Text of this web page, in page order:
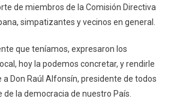
de miembros de la Comisión Directiva
simpatizantes y vecinos en general.
que teníamos, expresaron los
hoy la podemos concretar, y rendirle
Don Raúl Alfonsín, presidente de todos
de la democracia de nuestro País.